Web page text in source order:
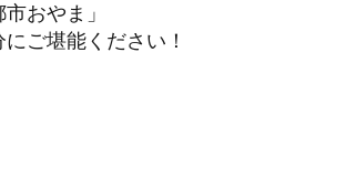
おやま」
ご堪能ください！